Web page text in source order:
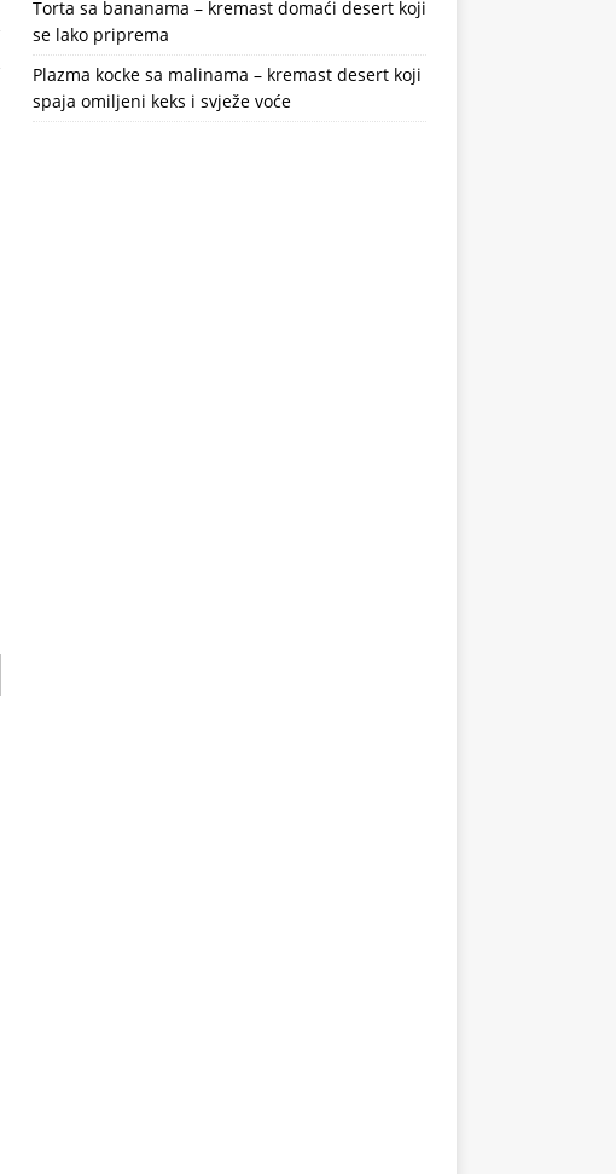
Torta sa bananama – kremast domaći desert koji
se lako priprema
Plazma kocke sa malinama – kremast desert koji
spaja omiljeni keks i svježe voće